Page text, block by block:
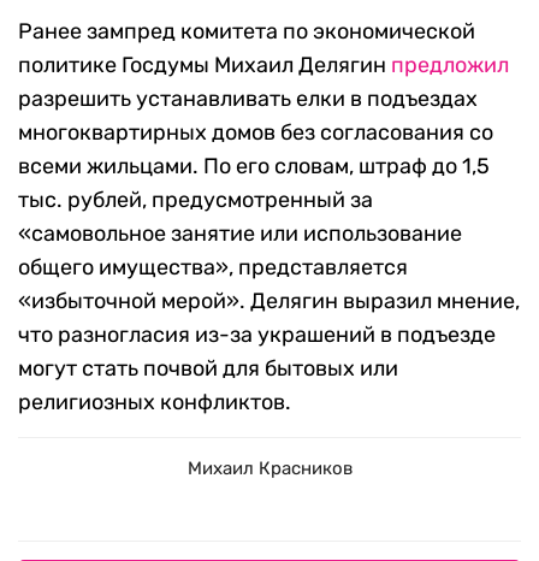
Ранее зампред комитета по экономической
политике Госдумы Михаил Делягин предложил
разрешить устанавливать елки в подъездах
многоквартирных домов без согласования со
всеми жильцами. По его словам, штраф до 1,5
тыс. рублей, предусмотренный за
«самовольное занятие или использование
общего имущества», представляется
«избыточной мерой». Делягин выразил мнение,
что разногласия из-за украшений в подъезде
могут стать почвой для бытовых или
религиозных конфликтов.
Михаил Красников